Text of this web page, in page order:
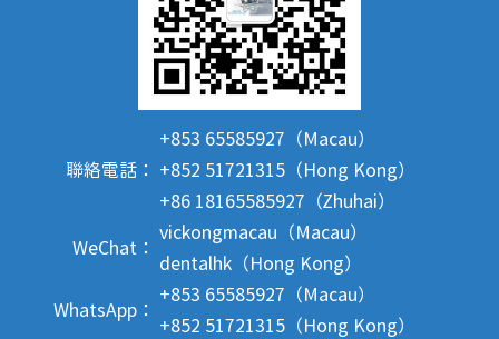
聯絡電話：
+853 65585927（Macau）
+852 51721315（Hong Kong）
+86 18165585927（Zhuhai）
WeChat：
vickongmacau（Macau）
dentalhk（Hong Kong）
WhatsApp：
+853 65585927（Macau）
+852 51721315（Hong Kong）